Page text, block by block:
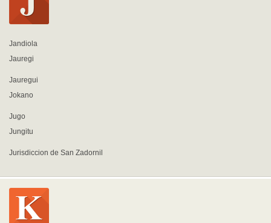
Jandiola
Jauregi
Jauregui
Jokano
Jugo
Jungitu
Jurisdiccion de San Zadornil